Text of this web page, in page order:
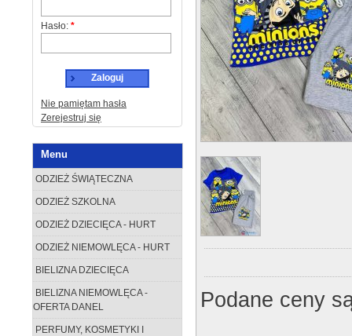
Hasło: *
Zaloguj
Nie pamiętam hasła
Zerejestruj się
Menu
ODZIEŻ ŚWIĄTECZNA
ODZIEŻ SZKOLNA
ODZIEŻ DZIECIĘCA - HURT
ODZIEŻ NIEMOWLĘCA - HURT
BIELIZNA DZIECIĘCA
BIELIZNA NIEMOWLĘCA -
OFERTA DANEL
PERFUMY, KOSMETYKI I
Podane ceny